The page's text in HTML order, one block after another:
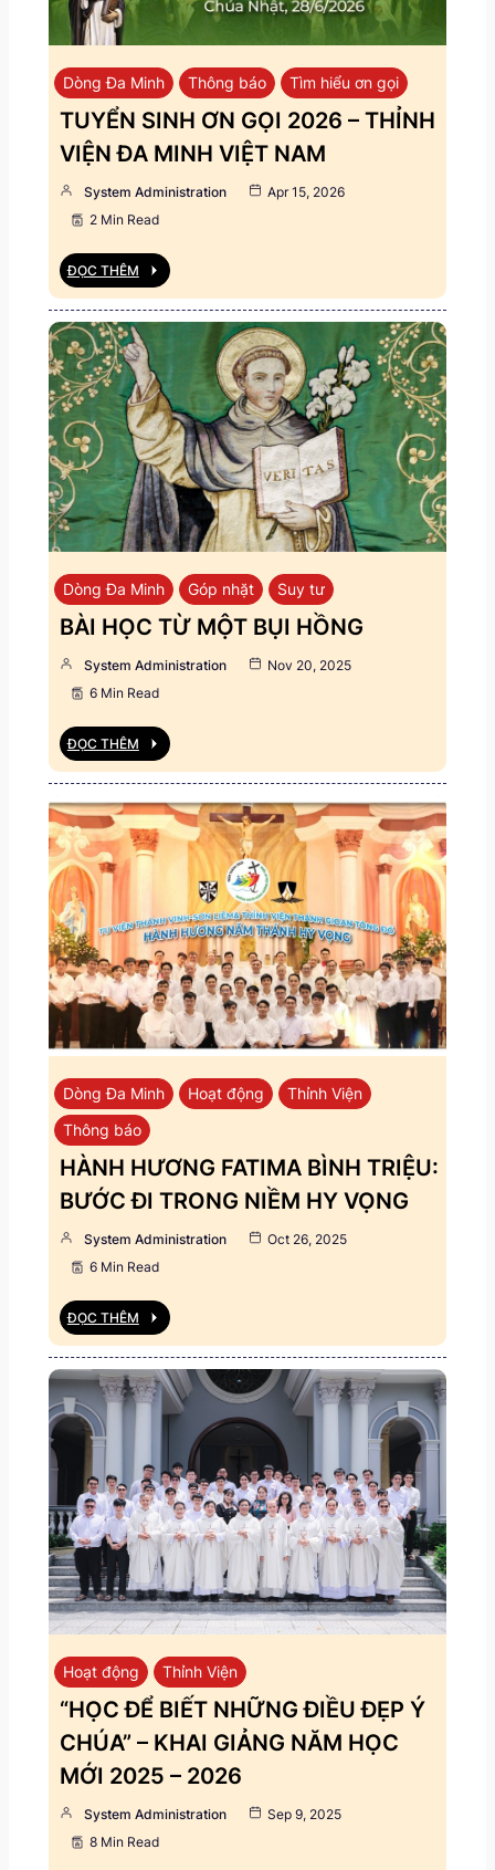
Dòng Đa Minh Thông báo Tìm hiểu ơn gọi
TUYỂN SINH ƠN GỌI 2026 – THỈNH
VIỆN ĐA MINH VIỆT NAM
System Administration
Apr 15, 2026
2 Min Read
ĐỌC THÊM
Dòng Đa Minh Góp nhặt Suy tư
BÀI HỌC TỪ MỘT BỤI HỒNG
System Administration
Nov 20, 2025
6 Min Read
ĐỌC THÊM
Dòng Đa Minh Hoạt động
Thỉnh Viện
Thông báo
HÀNH HƯƠNG FATIMA BÌNH TRIỆU:
BƯỚC ĐI TRONG NIỀM HY VỌNG
System Administration
Oct 26, 2025
6 Min Read
ĐỌC THÊM
Hoạt động Thỉnh Viện
“HỌC ĐỂ BIẾT NHỮNG ĐIỀU ĐẸP Ý
CHÚA” – KHAI GIẢNG NĂM HỌC
MỚI 2025 – 2026
System Administration
Sep 9, 2025
8 Min Read